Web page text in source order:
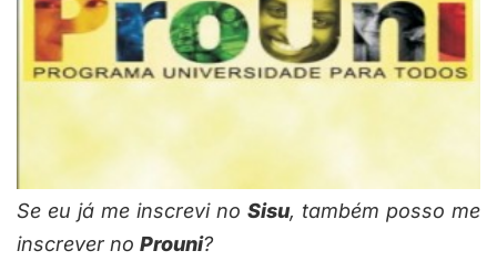
Se eu já me inscrevi no Sisu, também posso me
inscrever no Prouni?